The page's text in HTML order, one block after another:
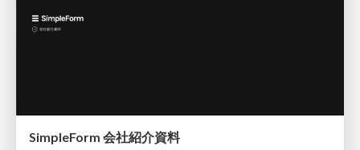
SimpleForm 会社紹介資料